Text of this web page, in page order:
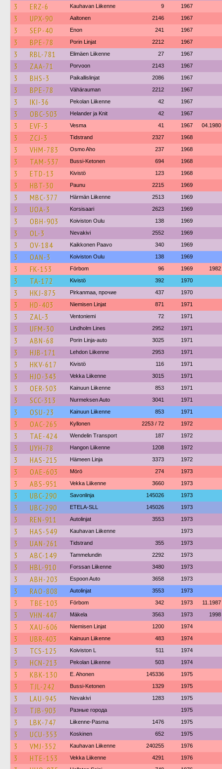
3 ERZ-6 Kauhavan Liikenne 9 1967
3 UPX-90 Aaltonen 2146 1967
3 SEP-40 Enon 241 1967
3 BPE-78 Porin Linjat 2212 1967
3 RBL-781 Elimäen Liikenne 27 1967
3 ZAA-71 Porvoon 2143 1967
3 BHS-3 Paikallislinjat 2086 1967
3 BPE-78 Vähärauman 2212 1967
3 IKI-36 Pekolan Liikenne 42 1967
3 OBC-503 Helander ja Knit 42 1967
3 EVF-3 Vesma 41 1967 04.1980
3 ZCJ-3 Tidstrand 2327 1968
3 VHM-783 Osmo Aho 237 1968
3 TAM-537 Bussi-Ketonen 694 1968
3 ETD-13 Kivistö 123 1968
3 HBT-30 Paunu 2215 1969
3 MBC-377 Härmän Liikenne 2513 1969
3 UOA-3 Korsisaari 2623 1969
3 OBH-903 Koiviston Oulu 138 1969
3 OL-3 Nevakivi 2552 1969
3 OV-184 Kaikkonen Paavo 340 1969
3 OAN-3 Koiviston Oulu 138 1969
3 FK-153 Förbom 96 1969 1982
3 TA-172 Kivistö 392 1970
3 HKJ-875 Pirkanmaa, прочие 437 1970
3 HD-403 Niemisen Linjat 871 1971
3 ZAL-3 Ventoniemi 72 1971
3 UFM-30 Lindholm Lines 2952 1971
3 ABN-68 Porin Linja-auto 3025 1971
3 HJB-171 Lehdon Liikenne 2953 1971
3 HKV-617 Kivistö 116 1971
3 HJO-343 Vekka Liikenne 3015 1971
3 OER-503 Kainuun Liikenne 853 1971
3 SCC-313 Nurmeksen Auto 3041 1971
3 OSU-23 Kainuun Liikenne 853 1971
3 OAC-265 Kyllonen 2253 / 72 1972
3 TAE-424 Wendelin Transport 187 1972
3 UYH-78 Hangon Liikenne 1208 1972
3 HAS-215 Hämeen Linja 3373 1972
3 OAE-603 Mörö 274 1973
3 ABS-951 Vekka Liikenne 3660 1973
3 UBC-290 Savonlinja 145026 1973
3 UBC-290 ETELA-SLL 145026 1973
3 REN-911 Autolinjat 3553 1973
3 HAS-549 Kauhavan Liikenne 1973
3 UAN-261 Tidstrand 355 1973
3 ABC-149 Tammelundin 2292 1973
3 HBL-910 Forssan Liikenne 3480 1973
3 ABH-203 Espoon Auto 3658 1973
3 RAO-808 Autolinjat 3553 1973
3 TBE-103 Förbom 342 1973 11.1987
3 VHN-447 Mäkela 3563 1973 1998
3 XAU-606 Niemisen Linjat 1200 1974
3 UBR-403 Kainuun Liikenne 483 1974
3 TCS-125 Koiviston L 511 1974
3 HCN-213 Pekolan Liikenne 503 1974
3 KBK-130 E. Ahonen 145336 1975
3 TJL-242 Bussi-Ketonen 1329 1975
3 LAU-945 Nevakivi 1283 1975
3 TJB-903 Разные города 1975
3 LBK-747 Liikenne-Pasma 1476 1975
3 UCU-353 Koskinen 652 1975
3 VMJ-352 Kauhavan Liikenne 240255 1976
3 HTE-153 Vekka Liikenne 4291 1976